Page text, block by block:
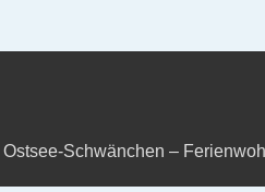
Ostsee-Schwänchen –